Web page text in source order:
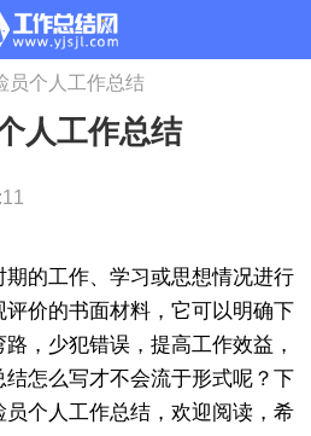
员个人工作总结
人工作总结
的工作、学习或思想情况进行
价的书面材料，它可以明确下
，少犯错误，提高工作效益，
怎么写才不会流于形式呢？下
个人工作总结，欢迎阅读，希